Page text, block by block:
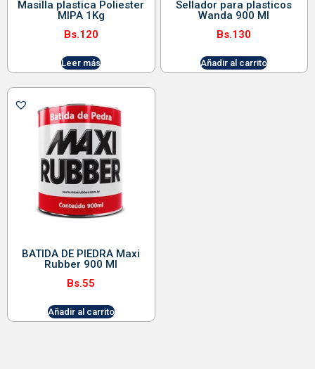
Masilla plastica Poliester
MIPA 1Kg
Bs.120
Leer más
Sellador para plasticos
Wanda 900 Ml
Bs.130
Añadir al carrito
BATIDA DE PIEDRA Maxi
Rubber 900 Ml
Bs.55
Añadir al carrito